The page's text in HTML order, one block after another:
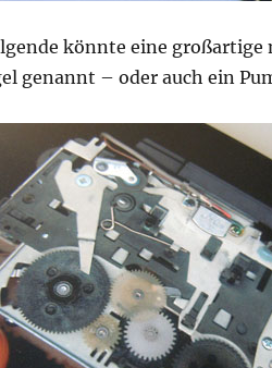
könnte eine großartige
genannt – oder auch ein